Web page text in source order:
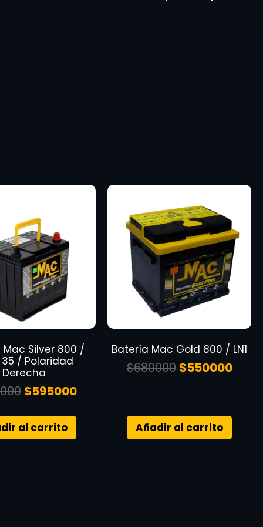
Silver 800 /
/ Polaridad
Derecha
$595000
al carrito
Batería Mac Gold 800 / LN1
$680000 $550000
Añadir al carrito